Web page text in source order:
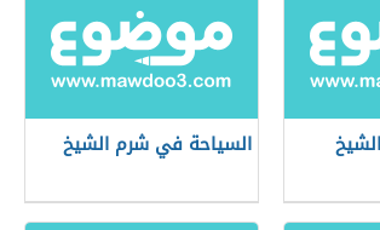
السياحة في شرم الشيخ